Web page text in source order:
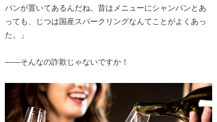
パンが置いてあるんだね。昔はメニューにシャンパンとあ
っても、じつは国産スパークリングなんてことがよくあっ
た。」
――そんなの詐欺じゃないですか！